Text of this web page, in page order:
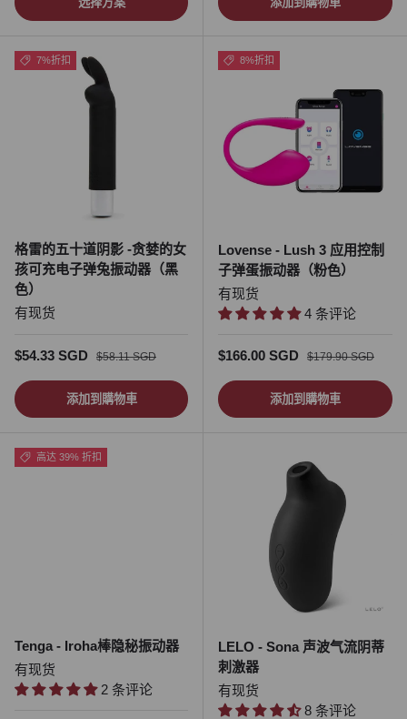
7%折扣
格雷的五十道阴影 -贪婪的女
孩可充电子弹兔振动器（黑
色）
有现货
促销价
$54.33 SGD 正常价格
$58.11 SGD
添加到購物車
8%折扣
Lovense - Lush 3 应用控制
子弹蛋振动器（粉色）
有现货
4 条评论
促销价
$166.00 SGD 正常价格
$179.90 SGD
添加到購物車
高达 39% 折扣
Tenga - Iroha棒隐秘振动器
有现货
2 条评论
LELO - Sona 声波气流阴蒂
刺激器
有现货
8 条评论